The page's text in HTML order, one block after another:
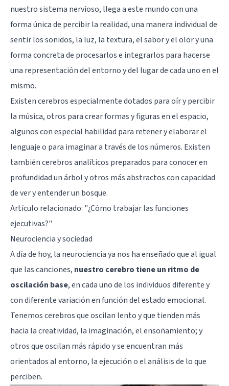
nuestro sistema nervioso, llega a este mundo con una
forma única de percibir la realidad, una manera individual de
sentir los sonidos, la luz, la textura, el sabor y el olor y una
forma concreta de procesarlos e integrarlos para hacerse
una representación del entorno y del lugar de cada uno en el
mismo.
Existen cerebros especialmente dotados para oír y percibir
la música, otros para crear formas y figuras en el espacio,
algunos con especial habilidad para retener y elaborar el
lenguaje o para imaginar a través de los números. Existen
también cerebros analíticos preparados para conocer en
profundidad un árbol y otros más abstractos con capacidad
de ver y entender un bosque.
Artículo relacionado: "¿Cómo trabajar las funciones
ejecutivas?"
Neurociencia y sociedad
A día de hoy, la neurociencia ya nos ha enseñado que al igual
que las canciones, nuestro cerebro tiene un ritmo de
oscilación base, en cada uno de los individuos diferente y
con diferente variación en función del estado emocional.
Tenemos cerebros que oscilan lento y que tienden más
hacia lacreatividad, la imaginación, el ensoñamiento; y
otros que oscilan más rápido y se encuentran más
orientados al entorno, la ejecución o el análisis de lo que
perciben.